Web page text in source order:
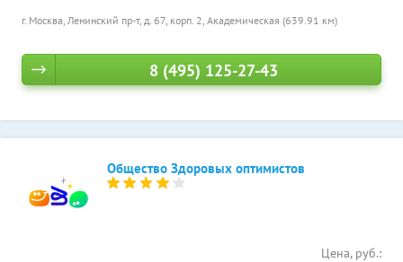
г. Москва, Ленинский пр-т, д. 67, корп. 2, Академическая (639.91 км)
8 (495) 125-27-43
Общество Здоровых оптимистов
Цена, руб.: